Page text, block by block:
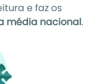
e faz os
média nacional .